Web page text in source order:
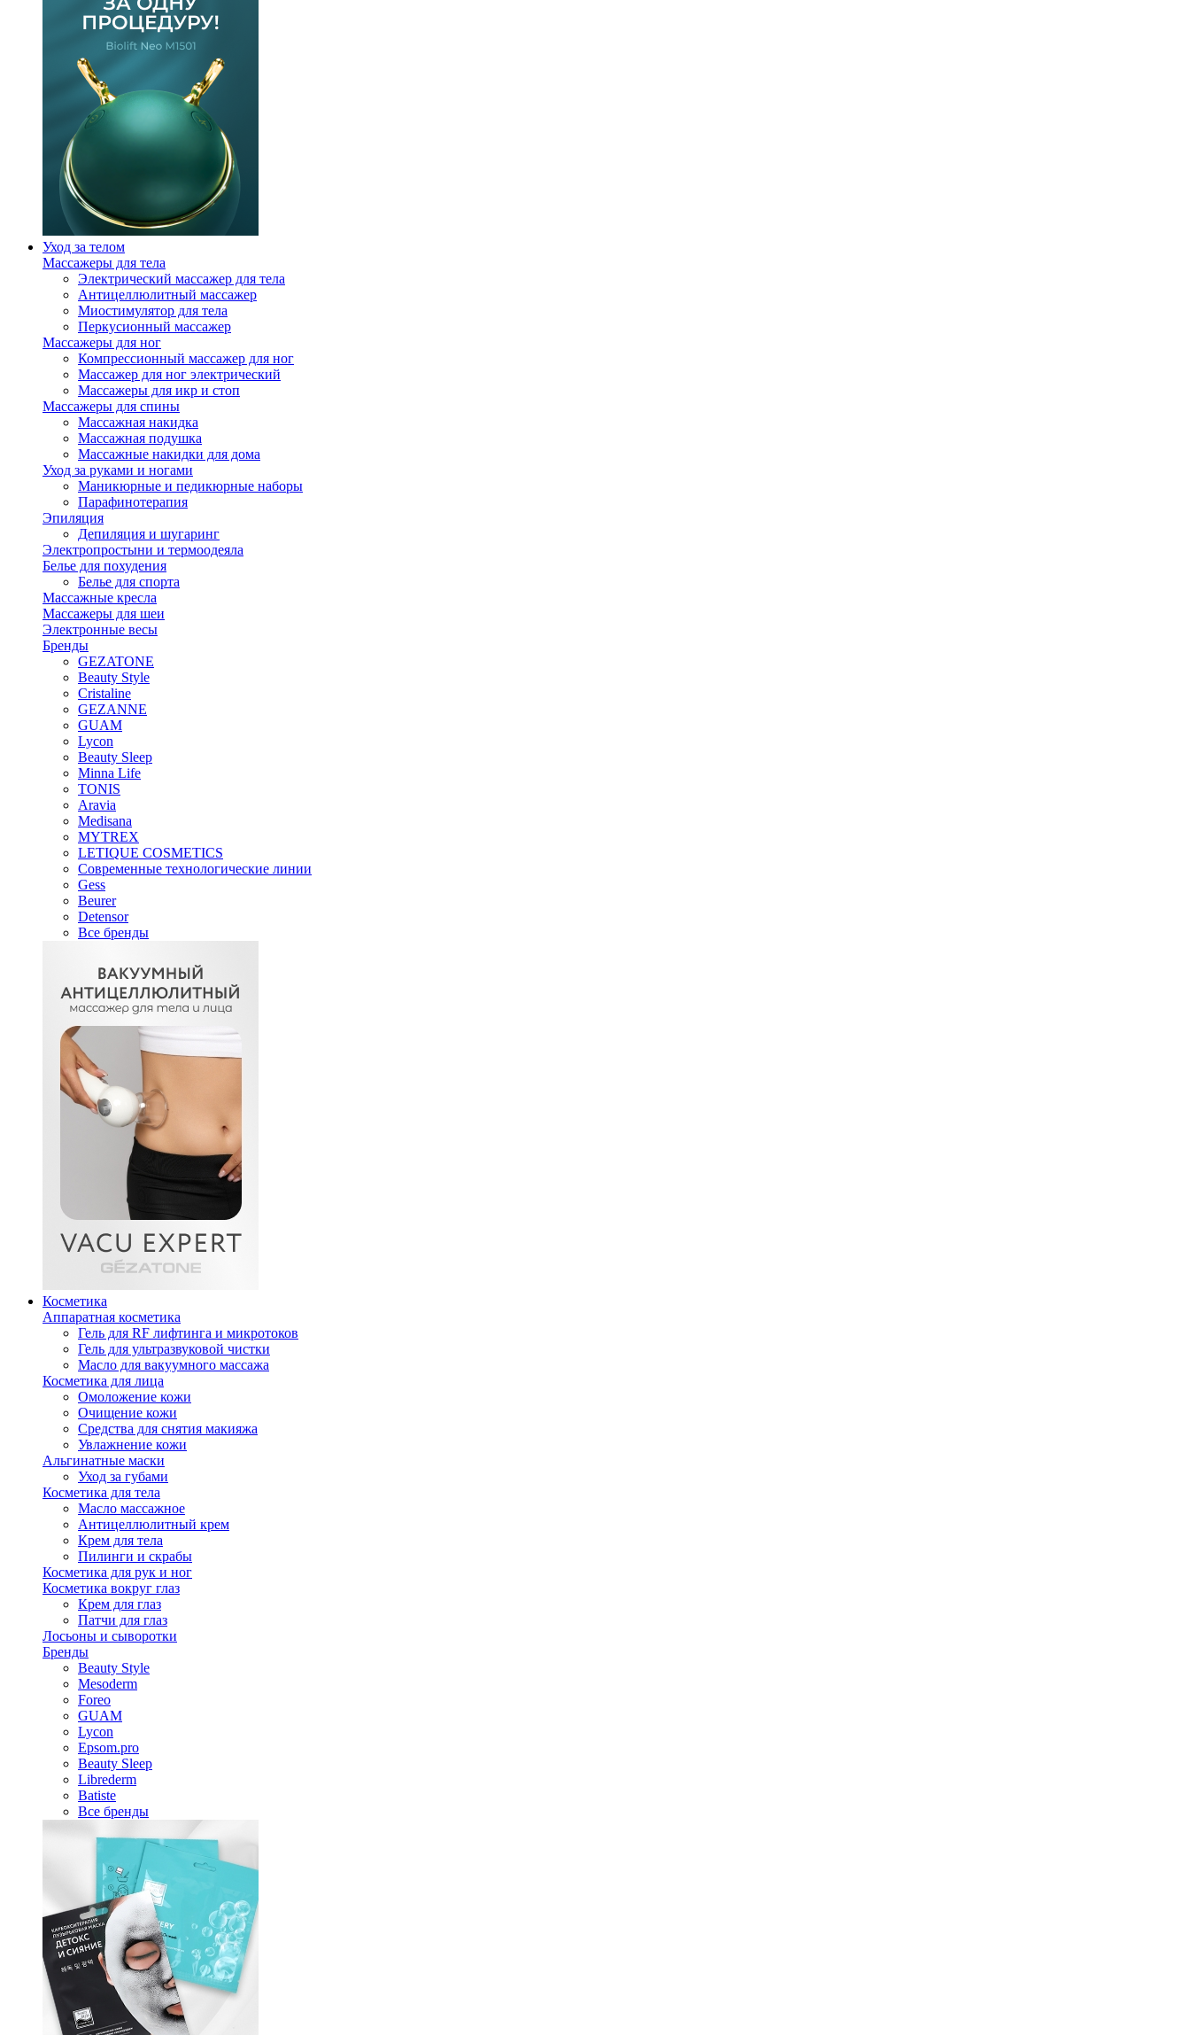
Уход за телом
Массажеры для тела
Электрический массажер для тела
Антицеллюлитный массажер
Миостимулятор для тела
Перкусионный массажер
Массажеры для ног
Компрессионный массажер для ног
Массажер для ног электрический
Массажеры для икр и стоп
Массажеры для спины
Массажная накидка
Массажная подушка
Массажные накидки для дома
Уход за руками и ногами
Маникюрные и педикюрные наборы
Парафинотерапия
Эпиляция
Депиляция и шугаринг
Электропростыни и термоодеяла
Белье для похудения
Белье для спорта
Массажные кресла
Массажеры для шеи
Электронные весы
Бренды
GEZATONE
Beauty Style
Cristaline
GEZANNE
GUAM
Lycon
Beauty Sleep
Minna Life
TONIS
Aravia
Medisana
MYTREX
LETIQUE COSMETICS
Современные технологические линии
Gess
Beurer
Detensor
Все бренды
Косметика
Аппаратная косметика
Гель для RF лифтинга и микротоков
Гель для ультразвуковой чистки
Масло для вакуумного массажа
Косметика для лица
Омоложение кожи
Очищение кожи
Средства для снятия макияжа
Увлажнение кожи
Альгинатные маски
Уход за губами
Косметика для тела
Масло массажное
Антицеллюлитный крем
Крем для тела
Пилинги и скрабы
Косметика для рук и ног
Косметика вокруг глаз
Крем для глаз
Патчи для глаз
Лосьоны и сыворотки
Бренды
Beauty Style
Mesoderm
Foreo
GUAM
Lycon
Epsom.pro
Beauty Sleep
Librederm
Batiste
Все бренды